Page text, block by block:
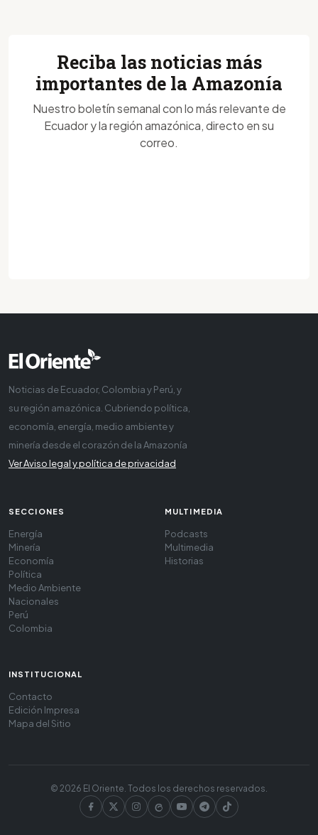
Reciba las noticias más
importantes de la Amazonía
Nuestro boletín semanal con lo más relevante de
Ecuador y la región amazónica, directo en su
correo.
Noticias de Ecuador, Colombia y Perú, y
su región amazónica. Cubriendo política,
economía, energía, medio ambiente y
minería desde el corazón de la Amazonía
Ver Aviso legal y política de privacidad
SECCIONES
Energía
Minería
Economía
Política
Medio Ambiente
Nacionales
Perú
Colombia
MULTIMEDIA
Podcasts
Multimedia
Historias
INSTITUCIONAL
Contacto
Edición Impresa
Mapa del Sitio
© 2026 El Oriente. Todos los derechos reservados.